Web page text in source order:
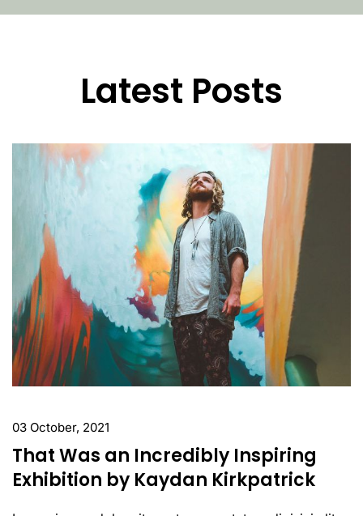
Latest Posts
03 October, 2021
That Was an Incredibly Inspiring
Exhibition by Kaydan Kirkpatrick